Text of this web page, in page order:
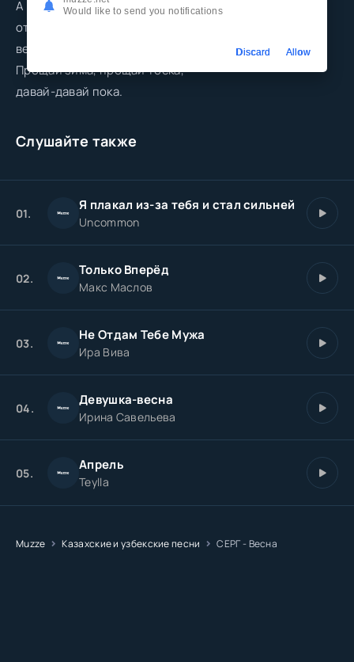
А за окном весна, как новый клик,
отморозил душу, отогрел привык
весна в города.
Прощай зима, прощай тоска,
давай-давай пока.
Слушайте также
01. Я плакал из-за тебя и стал сильней
Uncommon
02. Только Вперёд
Макс Маслов
03. Не Отдам Тебе Мужа
Ира Вива
04. Девушка-весна
Ирина Савельева
05. Апрель
Teylla
Muzze Казахские и узбекские песни СЕРГ - Весна
Would like to send you notifications
Discard Allow